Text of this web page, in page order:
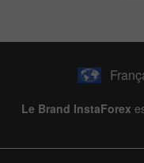
Le Brand InstaForex